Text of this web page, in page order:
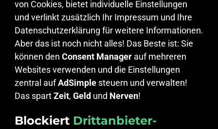
von Cookies, bietet individuelle Einstellungen
und verlinkt zusätzlich Ihr Impressum und Ihre
Datenschutzerklärung für weitere Informationen.
Aber das ist noch nicht alles! Das Beste ist: Sie
können den Consent Manager auf mehreren
Websites verwenden und die Einstellungen
zentral aufAdSimple steuern und verwalten!
Das spartZeit, Geld und Nerven!
Blockiert Drittanbieter-